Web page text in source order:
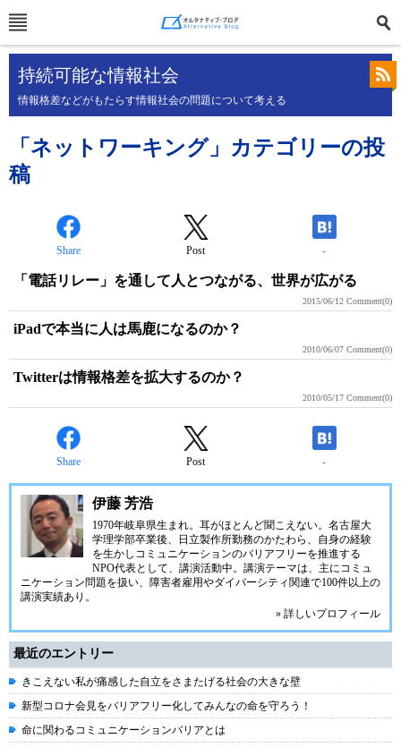
持続可能な情報社会
情報格差などがもたらす情報社会の問題について考える
「ネットワーキング」カテゴリーの投
稿
Share Post -
「電話リレー」を通して人とつながる、世界が広がる
2015/06/12 Comment(0)
iPadで本当に人は馬鹿になるのか？
2010/06/07 Comment(0)
Twitterは情報格差を拡大するのか？
2010/05/17 Comment(0)
Share Post -
伊藤 芳浩
1970年岐阜県生まれ。耳がほとんど聞こえない。名古屋大
学理学部卒業後、日立製作所勤務のかたわら、自身の経験
を生かしコミュニケーションのバリアフリーを推進する
NPO代表として、講演活動中。講演テーマは、主にコミュ
ニケーション問題を扱い、障害者雇用やダイバーシティ関連で100件以上の
講演実績あり。
» 詳しいプロフィール
最近のエントリー
きこえない私が痛感した自立をさまたげる社会の大きな壁
新型コロナ会見をバリアフリー化してみんなの命を守ろう！
命に関わるコミュニケーションバリアとは